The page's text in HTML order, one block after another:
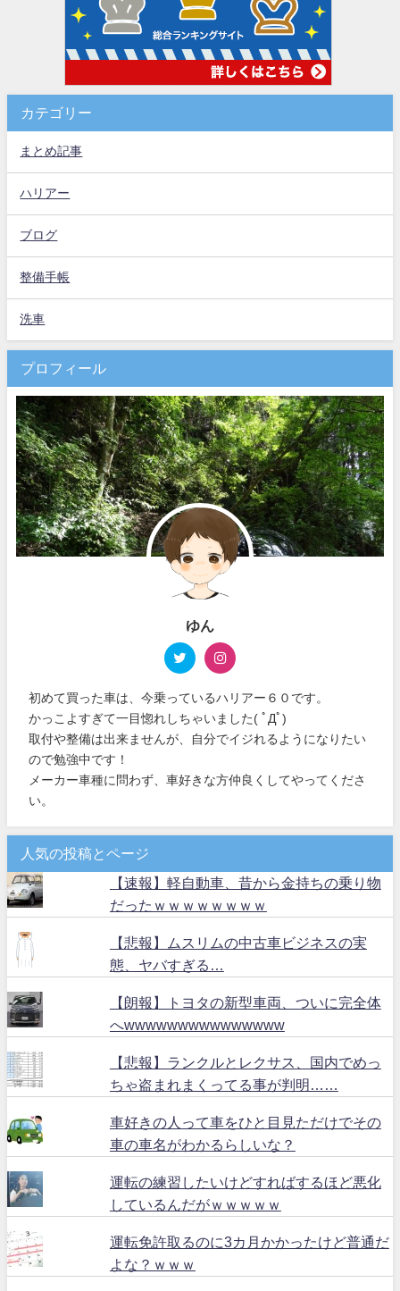
カテゴリー
まとめ記事
ハリアー
ブログ
整備手帳
洗車
プロフィール
ゆん
初めて買った車は、今乗っているハリアー６０です。
かっこよすぎて一目惚れしちゃいました( ﾟДﾟ)
取付や整備は出来ませんが、自分でイジれるようになりたい
ので勉強中です！
メーカー車種に問わず、車好きな方仲良くしてやってくださ
い。
人気の投稿とページ
【速報】軽自動車、昔から金持ちの乗り物
だったｗｗｗｗｗｗｗｗ
【悲報】ムスリムの中古車ビジネスの実
態、ヤバすぎる…
【朗報】トヨタの新型車両、ついに完全体
へwwwwwwwwwwwwwww
【悲報】ランクルとレクサス、国内でめっ
ちゃ盗まれまくってる事が判明……
車好きの人って車をひと目見ただけでその
車の車名がわかるらしいな？
運転の練習したいけどすればするほど悪化
しているんだがｗｗｗｗｗ
運転免許取るのに3カ月かかったけど普通だ
よな？ｗｗｗ